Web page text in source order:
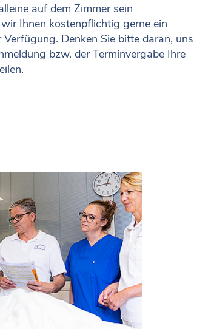
auf dem Zimmer sein
Ihnen kostenpflichtig gerne ein
Verfügung. Denken Sie bitte daran, uns
bzw. der Terminvergabe Ihre